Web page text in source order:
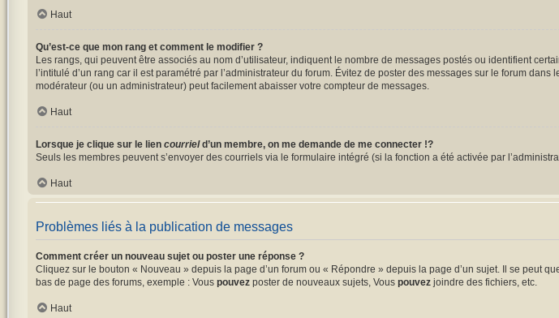
Haut
Qu’est-ce que mon rang et comment le modifier ?
Les rangs, qui peuvent être associés au nom d’utilisateur, indiquent le nombre de messages postés ou identifient
l’intitulé d’un rang car il est paramétré par l’administrateur du forum. Évitez de poster des messages sur le forum
modérateur (ou un administrateur) peut facilement abaisser votre compteur de messages.
Haut
Lorsque je clique sur le lien courrield’un membre, on me demande de me connecter !?
Seuls les membres peuvent s’envoyer des courriels via le formulaire intégré (si la fonction a été activée par
Haut
Problèmes liés à la publication de messages
Comment créer un nouveau sujet ou poster une réponse ?
Cliquez sur le bouton « Nouveau » depuis la page d’un forum ou « Répondre » depuis la page d’un sujet. Il se peut
bas de page des forums, exemple : Vous pouvezposter de nouveaux sujets, Vous pouvezjoindre des fichiers, etc.
Haut